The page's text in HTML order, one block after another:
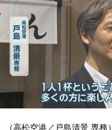
（高松空港／戸島清景 専務）